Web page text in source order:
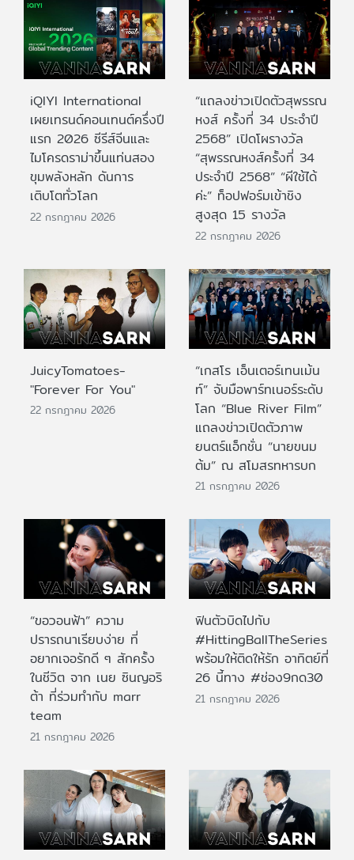
iQIYI International
เผยเทรนด์คอนเทนต์ครึ่งปี
แรก 2026 ซีรีส์จีนและ
ไมโครดราม่าขึ้นแท่นสอง
ขุมพลังหลัก ดันการ
เติบโตทั่วโลก
22 กรกฎาคม 2026
“แถลงข่าวเปิดตัวสุพรรณ
หงส์ ครั้งที่ 34 ประจำปี
2568” เปิดโผรางวัล
“สุพรรณหงส์ครั้งที่ 34
ประจำปี 2568” “ผีใช้ได้
ค่ะ” ท็อปฟอร์มเข้าชิง
สูงสุด 15 รางวัล
22 กรกฎาคม 2026
JuicyTomatoes-
"Forever For You"
22 กรกฎาคม 2026
“เกสโร เอ็นเตอร์เทนเม้น
ท์” จับมือพาร์ทเนอร์ระดับ
โลก “Blue River Film”
แถลงข่าวเปิดตัวภาพ
ยนตร์แอ็กชั่น “นายขนม
ต้ม” ณ สโมสรทหารบก
21 กรกฎาคม 2026
“ขอวอนฟ้า” ความ
ปรารถนาเรียบง่าย ที่
อยากเจอรักดี ๆ สักครั้ง
ในชีวิต จาก เนย ซินญอริ
ต้า ที่ร่วมทำกับ marr
team
21 กรกฎาคม 2026
ฟินตัวบิดไปกับ
#HittingBallTheSeries
พร้อมให้ติดให้รัก อาทิตย์ที่
26 นี้ทาง #ช่อง9กด30
21 กรกฎาคม 2026